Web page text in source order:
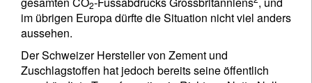
2
im übrigen Europa dürfte die Situation nicht viel anders
aussehen.
Der Schweizer Hersteller von Zement und
Zuschlagstoffen hat jedoch bereits seine öffentlich